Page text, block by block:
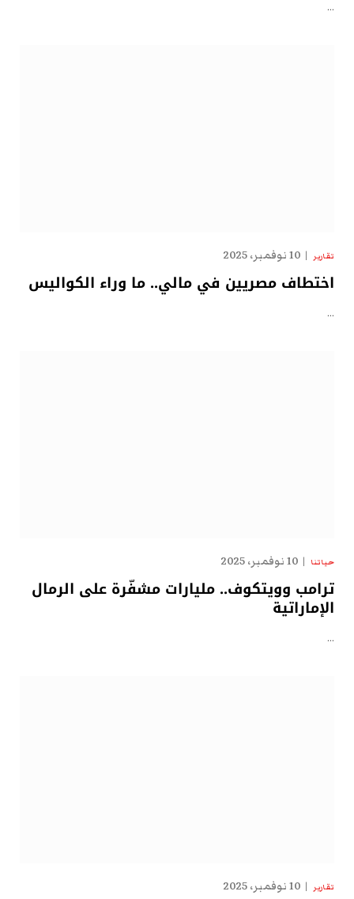
…
تقارير 10 نوفمبر، 2025
اختطاف مصريين في مالي.. ما وراء الكواليس
…
حياتنا 10 نوفمبر، 2025
ترامب وويتكوف.. مليارات مشفّرة على الرمال
الإماراتية
…
تقارير 10 نوفمبر، 2025